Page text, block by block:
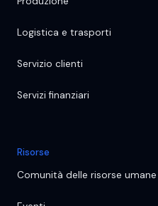
Logistica e trasporti
Servizio clienti
Servizi finanziari
Risorse
Comunità delle risorse umane